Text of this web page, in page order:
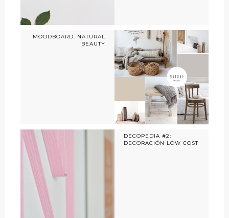
MOODBOARD: NATURAL
BEAUTY
DECOPEDIA #2:
DECORACIÓN LOW COST